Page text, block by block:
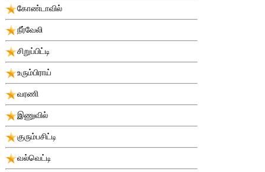
கோண்டாவில்
நீர்வேலி
சிறுப்பிட்டி
உரும்பிராய்
வரணி
இணுவில்
குரும்பசிட்டி
வல்வெட்டி